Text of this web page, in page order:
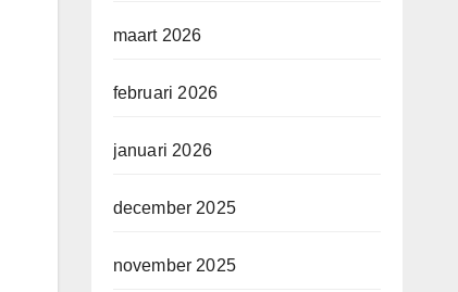
maart 2026
februari 2026
januari 2026
december 2025
november 2025